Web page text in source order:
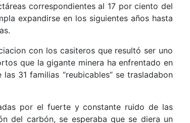
correspondientes al 17 por ciento del
expandirse en los siguientes años hasta
con los casiteros que resultó ser uno
que la gigante minera ha enfrentado en
31 familias “reubicables” se trasladabon
por el fuerte y constante ruido de las
del carbón, se esperaba que se diera un